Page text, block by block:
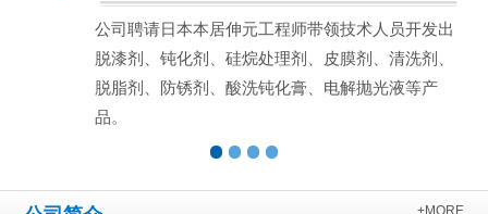
公司聘请日本本居伸元工程师带领技术人员开发出
脱漆剂、钝化剂、硅烷处理剂、皮膜剂、清洗剂、
脱脂剂、防锈剂、酸洗钝化膏、电解抛光液等产
品。